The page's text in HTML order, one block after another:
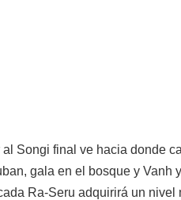
al Songi final ve hacia donde
gala en el bosque y
Ra-Seru adquirirá un